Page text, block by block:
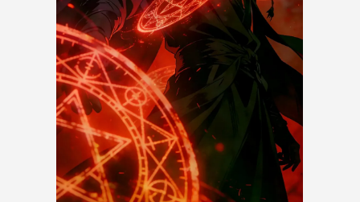
Avatar-Video
KI-Video
KI-Fotos
Weitere Instrumente
Alle Vorlagen anzeigen